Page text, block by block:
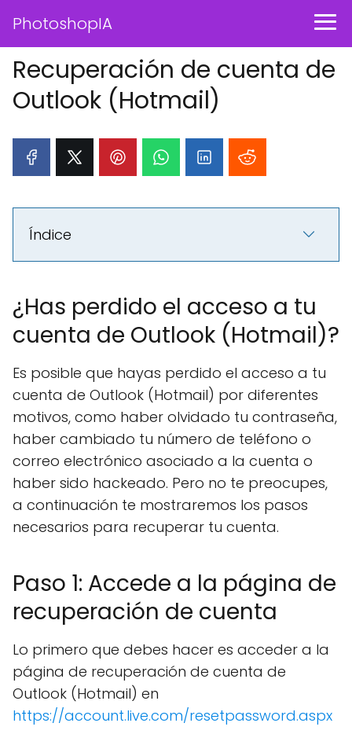
PhotoshopIA
Recuperación de cuenta de
Outlook (Hotmail)
Índice
¿Has perdido el acceso a tu
cuenta de Outlook (Hotmail)?
Es posible que hayas perdido el acceso a tu
cuenta de Outlook (Hotmail) por diferentes
motivos, como haber olvidado tu contraseña,
haber cambiado tu número de teléfono o
correo electrónico asociado a la cuenta o
haber sido hackeado. Pero no te preocupes,
a continuación te mostraremos los pasos
necesarios para recuperar tu cuenta.
Paso 1: Accede a la página de
recuperación de cuenta
Lo primero que debes hacer es acceder a la
página de recuperación de cuenta de
Outlook (Hotmail) en
https://account.live.com/resetpassword.aspx